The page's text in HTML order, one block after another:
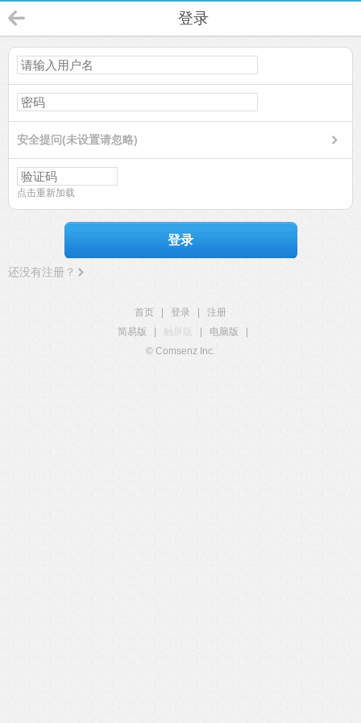
登录
安全提问(未设置请忽略)
点击重新加载
登录
还没有注册？
首页 登录
注册
简易版
触屏版 电脑版
© Comsenz Inc.